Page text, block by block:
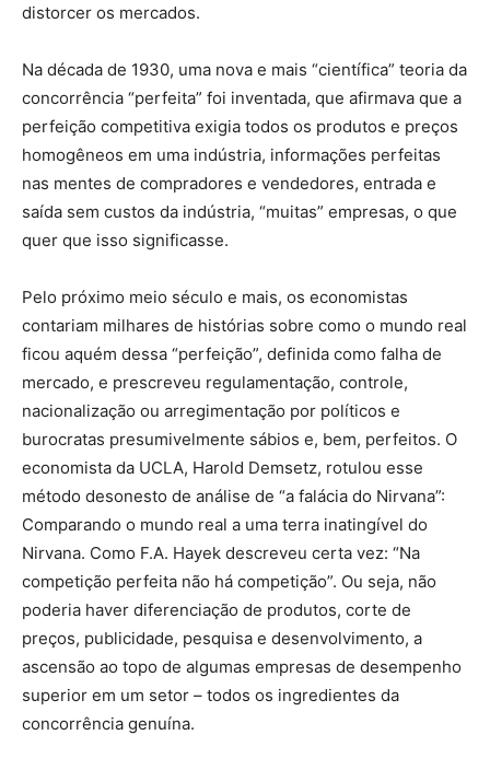
distorcer os mercados.
Na década de 1930, uma nova e mais “científica” teoria da
concorrência “perfeita” foi inventada, que afirmava que a
perfeição competitiva exigia todos os produtos e preços
homogêneos em uma indústria, informações perfeitas
nas mentes de compradores e vendedores, entrada e
saída sem custos da indústria, “muitas” empresas, o que
quer que isso significasse.
Pelo próximo meio século e mais, os economistas
contariam milhares de histórias sobre como o mundo real
ficou aquém dessa “perfeição”, definida como falha de
mercado, e prescreveu regulamentação, controle,
nacionalização ou arregimentação por políticos e
burocratas presumivelmente sábios e, bem, perfeitos. O
economista da UCLA, Harold Demsetz, rotulou esse
método desonesto de análise de “a falácia do Nirvana”:
Comparando o mundo real a uma terra inatingível do
Nirvana. Como F.A. Hayek descreveu certa vez: “Na
competição perfeita não há competição”. Ou seja, não
poderia haver diferenciação de produtos, corte de
preços, publicidade, pesquisa e desenvolvimento, a
ascensão ao topo de algumas empresas de desempenho
superior em um setor – todos os ingredientes da
concorrência genuína.